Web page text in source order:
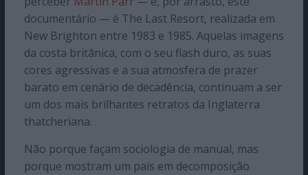
documentário — é The Last Resort, realizada em
New Brighton entre 1983 e 1985. Aquelas imagens
da costa britânica, com o seu flash duro, as suas
cores agressivas e a sua atmosfera de prazer
barato em cenário de decadência, continuam a ser
um dos mais brilhantes retratos da Inglaterra
thatcheriana.
Não porque façam sociologia de manual, mas
porque mostram um país em decomposição